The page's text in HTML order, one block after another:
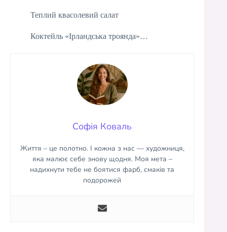
Теплий квасолевий салат
Коктейль «Ірландська троянда»…
Софія Коваль
Життя – це полотно. І кожна з нас — художниця,
яка малює себе знову щодня. Моя мета –
надихнути тебе не боятися фарб, смаків та
подорожей